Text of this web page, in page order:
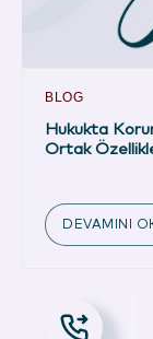
BLOG
Hukukta
Ortak
DEVAMINI